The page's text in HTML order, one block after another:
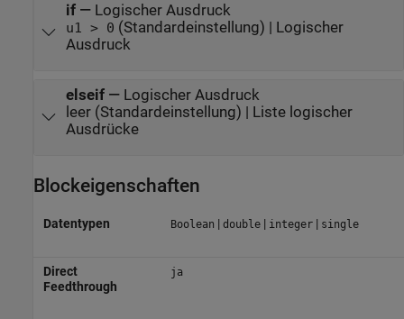
if— Logischer Ausdruck
u1 > 0 (Standardeinstellung) | Logischer
Ausdruck
elseif— Logischer Ausdruck
leer (Standardeinstellung) | Liste logischer
Ausdrücke
Blockeigenschaften
Datentypen Boolean | double| integer| single
Direct
Feedthrough
ja